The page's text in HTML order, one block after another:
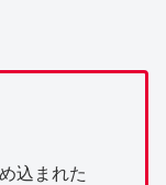
込まれた